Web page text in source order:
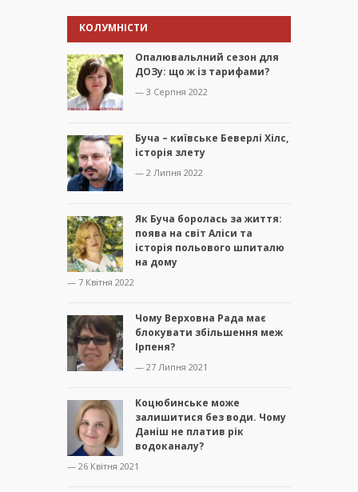
КОЛУМНІСТИ
Опалювальлний сезон для
ДОЗу: що ж із тарифами?
— 3 Серпня 2022
Буча – київське Беверлі Хілс,
історія злету
— 2 Липня 2022
Як Буча боролась за життя:
поява на світ Аліси та
історія польового шпиталю
на дому
— 7 Квітня 2022
Чому Верховна Рада має
блокувати збільшення меж
Ірпеня?
— 27 Липня 2021
Коцюбинське може
залишитися без води. Чому
Даніш не платив рік
водоканалу?
— 26 Квітня 2021